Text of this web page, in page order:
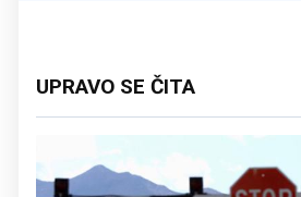
UPRAVO SE ČITA